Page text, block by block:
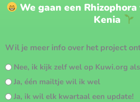
We gaan een
Kenia
Wil je meer info over het project
Nee, ik kijk zelf wel op Kuwi.org
Ja, één mailtje wil ik wel
Ja, ik wil elk kwartaal een update!